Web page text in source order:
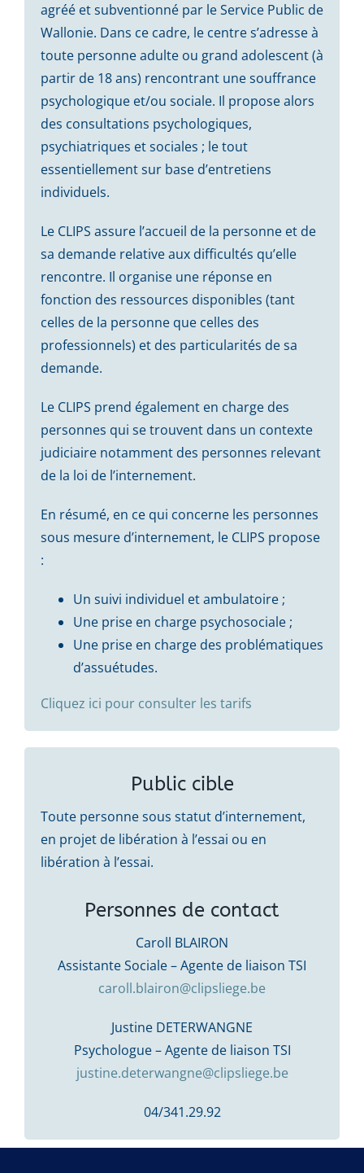
agréé et subventionné par le Service Public de
Wallonie. Dans ce cadre, le centre s’adresse à
toute personne adulte ou grand adolescent (à
partir de 18 ans) rencontrant une souffrance
psychologique et/ou sociale. Il propose alors
des consultations psychologiques,
psychiatriques et sociales ; le tout
essentiellement sur base d’entretiens
individuels.
Le CLIPS assure l’accueil de la personne et de
sa demande relative aux difficultés qu’elle
rencontre. Il organise une réponse en
fonction des ressources disponibles (tant
celles de la personne que celles des
professionnels) et des particularités de sa
demande.
Le CLIPS prend également en charge des
personnes qui se trouvent dans un contexte
judiciaire notamment des personnes relevant
de la loi de l’internement.
En résumé, en ce qui concerne les personnes
sous mesure d’internement, le CLIPS propose
:
Un suivi individuel et ambulatoire ;
Une prise en charge psychosociale ;
Une prise en charge des problématiques
d’assuétudes.
Cliquez ici pour consulter les tarifs
Public cible
Toute personne sous statut d’internement,
en projet de libération à l’essai ou en
libération à l’essai.
Personnes de contact
Caroll BLAIRON
Assistante Sociale – Agente de liaison TSI
caroll.blairon@clipsliege.be
Justine DETERWANGNE
Psychologue – Agente de liaison TSI
justine.deterwangne@clipsliege.be
04/341.29.92